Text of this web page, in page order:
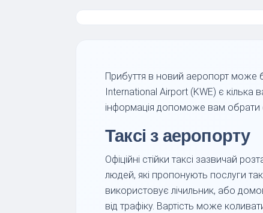
Прибуття в новий аеропорт може
International Airport (KWE) є кілька
інформація допоможе вам обрати
Таксі з аеропорту
Офіційні стійки таксі зазвичай
людей, які пропонують послуги
використовує лічильник, або
від трафіку. Вартість може